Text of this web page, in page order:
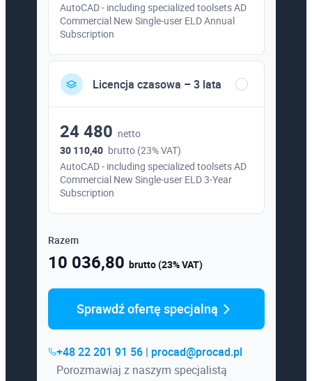
AutoCAD - including specialized toolsets AD
Commercial New Single-user ELD Annual
Subscription
Licencja czasowa – 3 lata
24 480 netto
30 110,40 brutto (23% VAT)
AutoCAD - including specialized toolsets AD
Commercial New Single-user ELD 3-Year
Subscription
Razem
10 036,80 brutto (23% VAT)
Sprawdź ofertę specjalną
+48 22 201 91 56| procad@procad.pl
Porozmawiaj z naszym specjalistą